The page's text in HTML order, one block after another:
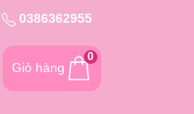
0386362955
Giỏ hàng
0